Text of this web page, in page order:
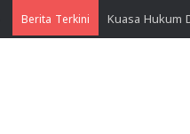
Berita Terkini